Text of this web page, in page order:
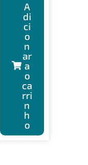
A
di
ci
o
n
ar
a
o
ca
rri
n
h
o